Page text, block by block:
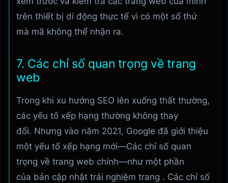
trên thiết bị di động thực tế vì có một số thứ
mà mã không thể nhận ra.
7. Các chỉ số quan trọng về trang
web
Trong khi xu hướng SEO lên xuống thất thường,
các yếu tố xếp hạng thường không thay
đổi. Nhưng vào năm 2021, Google đã giới thiệu
một yếu tố xếp hạng mới—Các chỉ số quan
trọng về trang web chính—như một phần
của bản cập nhật trải nghiệm trang . Các chỉ số